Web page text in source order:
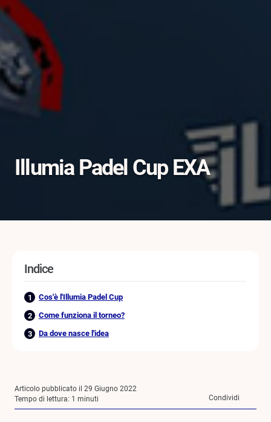
Illumia Padel Cup EXA
Indice
Cos'è l'Illumia Padel Cup
Come funziona il torneo?
Da dove nasce l'idea
Articolo pubblicato il 29 Giugno 2022
Tempo di lettura: 1 minuti Condividi